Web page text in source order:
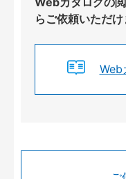
らご依頼いただけ
Web